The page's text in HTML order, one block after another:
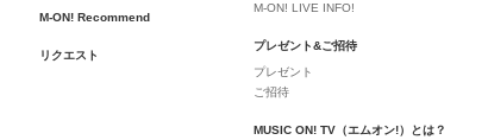
M-ON! Recommend
リクエスト
M-ON! LIVE INFO!
プレゼント&ご招待
プレゼント
ご招待
MUSIC ON! TV（エムオン!）とは？